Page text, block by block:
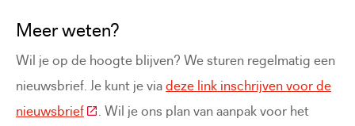
Meer weten?
Wil je op de hoogte blijven? We sturen regelmatig een
nieuwsbrief. Je kunt je viadeze link inschrijven voor de
nieuwsbrief(Deze link gaat naar een externe website)
. Wil je ons plan van aanpak voor het